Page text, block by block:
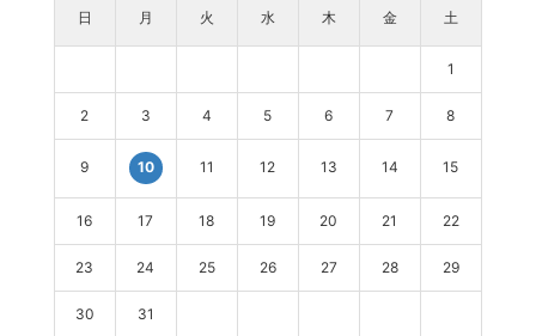
日 月 火 水 木 金 土
1
2 3 4 5 6 7 8
9 10 11 12 13 14 15
16 17 18 19 20 21 22
23 24 25 26 27 28 29
30 31